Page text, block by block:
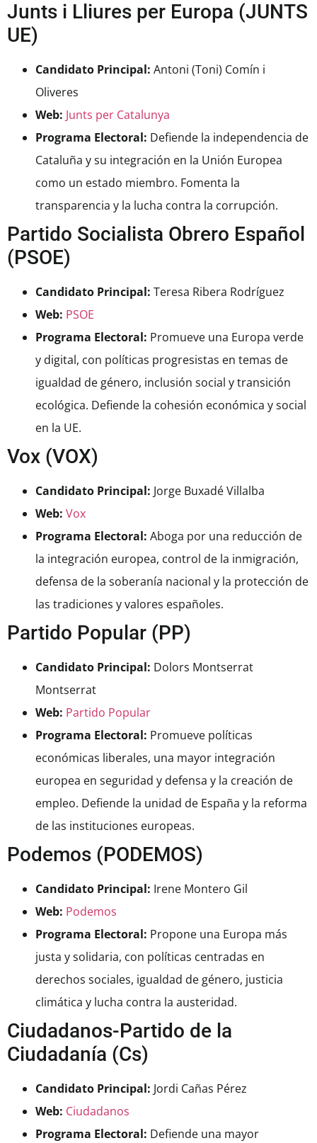
Junts i Lliures per Europa (JUNTS
UE)
Candidato Principal: Antoni (Toni) Comín i
Oliveres
Web: Junts per Catalunya
Programa Electoral: Defiende la independencia de
Cataluña y su integración en la Unión Europea
como un estado miembro. Fomenta la
transparencia y la lucha contra la corrupción.
Partido Socialista Obrero Español
(PSOE)
Candidato Principal: Teresa Ribera Rodríguez
Web: PSOE
Programa Electoral: Promueve una Europa verde
y digital, con políticas progresistas en temas de
igualdad de género, inclusión social y transición
ecológica. Defiende la cohesión económica y social
en la UE.
Vox (VOX)
Candidato Principal: Jorge Buxadé Villalba
Web: Vox
Programa Electoral: Aboga por una reducción de
la integración europea, control de la inmigración,
defensa de la soberanía nacional y la protección de
las tradiciones y valores españoles.
Partido Popular (PP)
Candidato Principal: Dolors Montserrat
Montserrat
Web: Partido Popular
Programa Electoral: Promueve políticas
económicas liberales, una mayor integración
europea en seguridad y defensa y la creación de
empleo. Defiende la unidad de España y la reforma
de las instituciones europeas.
Podemos (PODEMOS)
Candidato Principal: Irene Montero Gil
Web: Podemos
Programa Electoral: Propone una Europa más
justa y solidaria, con políticas centradas en
derechos sociales, igualdad de género, justicia
climática y lucha contra la austeridad.
Ciudadanos-Partido de la
Ciudadanía (Cs)
Candidato Principal: Jordi Cañas Pérez
Web: Ciudadanos
Programa Electoral: Defiende una mayor